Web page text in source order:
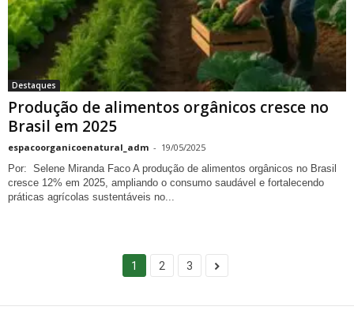
Destaques
Produção de alimentos orgânicos cresce no
Brasil em 2025
espacoorganicoenatural_adm - 19/05/2025
Por: Selene Miranda Faco A produção de alimentos orgânicos no Brasil
cresce 12% em 2025, ampliando o consumo saudável e fortalecendo
práticas agrícolas sustentáveis no...
1 2 3